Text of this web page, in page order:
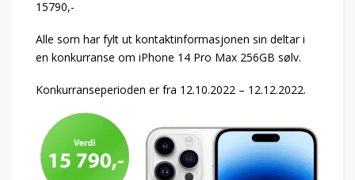
15790,-
Alle som har fylt ut kontaktinformasjonen sin deltar i
en konkurranse om iPhone 14 Pro Max 256GB sølv.
Konkurranseperioden er fra 12.10.2022 – 12.12.2022.